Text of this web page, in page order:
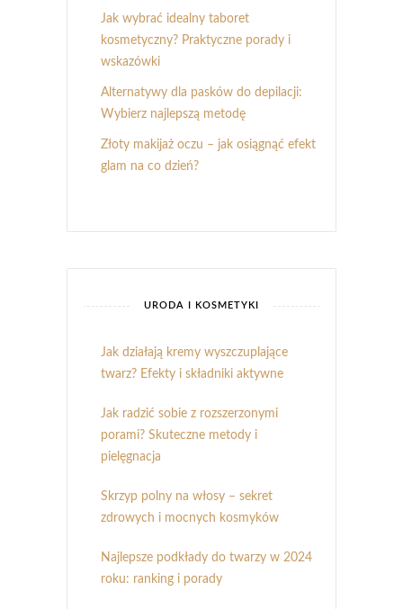
Jak wybrać idealny taboret
kosmetyczny? Praktyczne porady i
wskazówki
Alternatywy dla pasków do depilacji:
Wybierz najlepszą metodę
Złoty makijaż oczu – jak osiągnąć efekt
glam na co dzień?
URODA I KOSMETYKI
Jak działają kremy wyszczuplające
twarz? Efekty i składniki aktywne
Jak radzić sobie z rozszerzonymi
porami? Skuteczne metody i
pielęgnacja
Skrzyp polny na włosy – sekret
zdrowych i mocnych kosmyków
Najlepsze podkłady do twarzy w 2024
roku: ranking i porady